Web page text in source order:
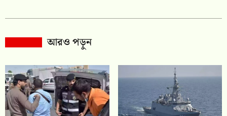
আরও পড়ুন